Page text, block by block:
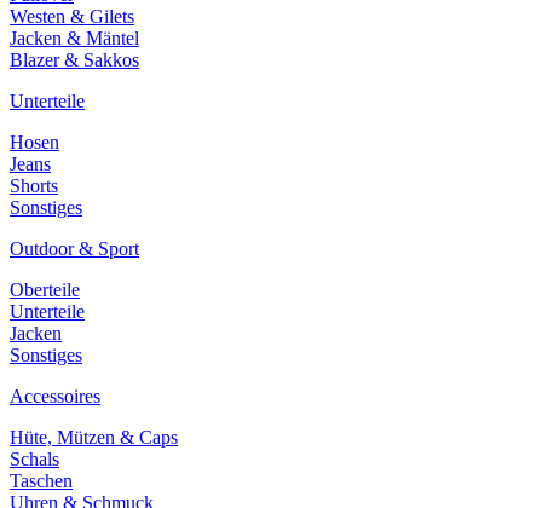
Westen & Gilets
Jacken & Mäntel
Blazer & Sakkos
Unterteile
Hosen
Jeans
Shorts
Sonstiges
Outdoor & Sport
Oberteile
Unterteile
Jacken
Sonstiges
Accessoires
Hüte, Mützen & Caps
Schals
Taschen
Uhren & Schmuck